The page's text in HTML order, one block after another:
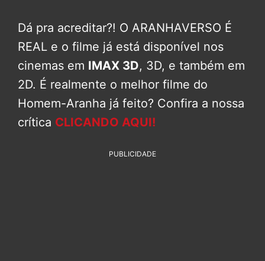
Dá pra acreditar?! O ARANHAVERSO É
REAL e o filme já está disponível nos
cinemas em IMAX 3D, 3D, e também em
2D. É realmente o melhor filme do
Homem-Aranha já feito? Confira a nossa
crítica CLICANDO AQUI!
PUBLICIDADE